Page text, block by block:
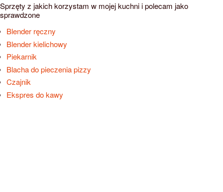
Sprzęty z jakich korzystam w mojej kuchni i polecam jako
sprawdzone
Blender ręczny
Blender kielichowy
Piekarnik
Blacha do pieczenia pizzy
Czajnik
Ekspres do kawy